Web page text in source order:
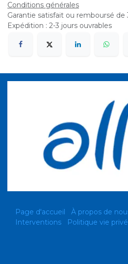
Conditions générales
Garantie satisfait ou remboursé de
Expédition : 2-3 jours ouvrables
Page d'accueil À propos de
Interventions
Politique vie